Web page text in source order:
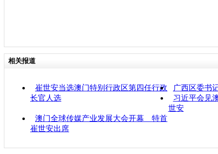
相关报道
崔世安当选澳门特别行政区第四任行政
长官人选
广西区委书
习近平会见
世安
澳门全球传媒产业发展大会开幕 特首
崔世安出席